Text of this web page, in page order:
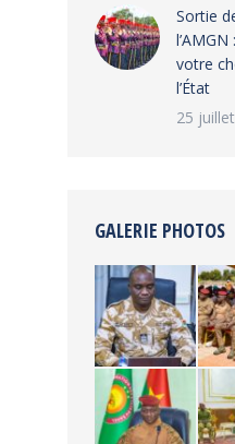
‎Sortie
votre
l’État
25
GALERIE PHOTOS